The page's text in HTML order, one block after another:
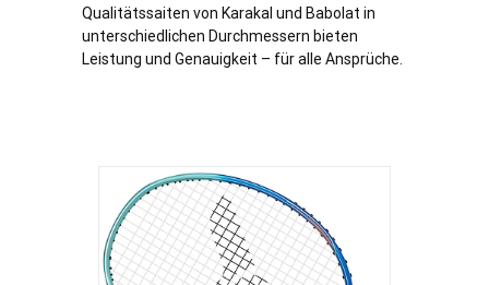
Qualitätssaiten von Karakal und Babolat in
unterschiedlichen Durchmessern bieten
Leistung und Genauigkeit – für alle Ansprüche.